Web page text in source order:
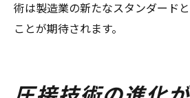
術は製造業の新たなスタンダード
ことが期待されます。